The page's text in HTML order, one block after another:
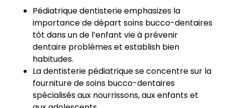
Pédiatriquedentisterieemphasizes la
importancededépart soins bucco-dentaires
tôt dans unde l’enfant vieà prévenir
dentaire problèmeset establish bien
habitudes.
La dentisterie pédiatrique se concentre sur la
fourniture de soins bucco-dentaires
spécialisés aux nourrissons, aux enfants et